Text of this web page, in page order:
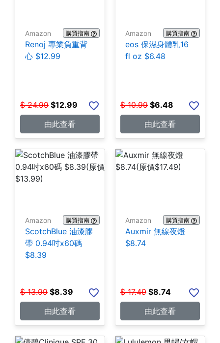
Amazon 購買指南
Renoj 專業負重背
心 $12.99
$ 24.99 $12.99
由此查看
Amazon 購買指南
eos 保濕身體乳16
fl oz $6.48
$ 10.99 $6.48
由此查看
Amazon 購買指南
ScotchBlue 油漆膠
帶 0.94吋x60碼
$8.39
$ 13.99 $8.39
由此查看
Amazon 購買指南
Auxmir 無線夜燈
$8.74
$ 17.49 $8.74
由此查看